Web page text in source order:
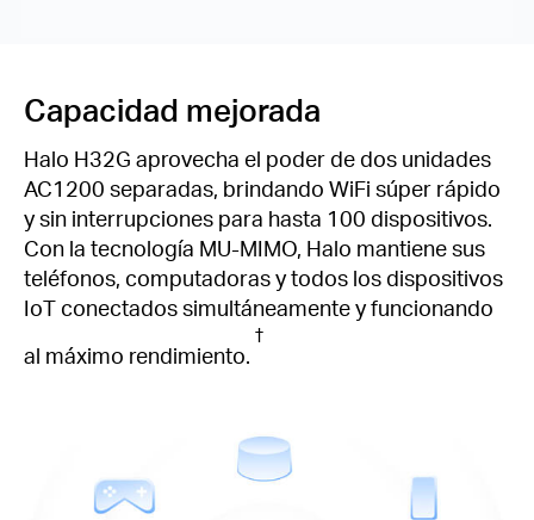
Capacidad mejorada
Halo H32G aprovecha el poder de dos unidades
AC1200 separadas, brindando WiFi súper rápido
y sin interrupciones para hasta 100 dispositivos.
Con la tecnología MU-MIMO, Halo mantiene sus
teléfonos, computadoras y todos los dispositivos
IoT conectados simultáneamente y funcionando
al máximo rendimiento.
†